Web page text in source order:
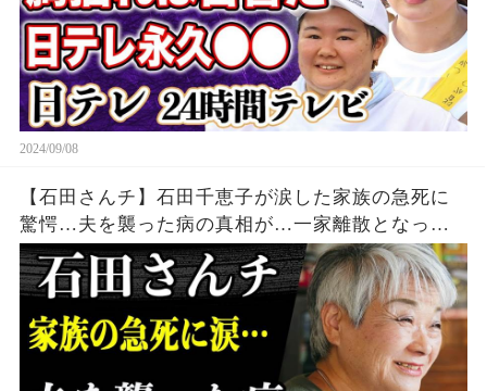
2024/09/08
【石田さんチ】石田千恵子が涙した家族の急死に
驚愕…夫を襲った病の真相が…一家離散となった
石田家の現在と長男の結婚相手とは…？